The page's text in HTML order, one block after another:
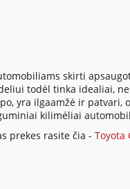
skirti
todėl tinka idealiai,
yra ilgaamžė ir
kilimėliai
prekes rasite čia - Toyota